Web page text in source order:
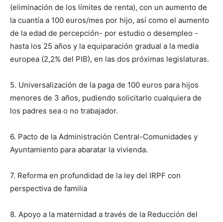
(eliminación de los límites de renta), con un aumento de
la cuantía a 100 euros/mes por hijo, así como el aumento
de la edad de percepción- por estudio o desempleo -
hasta los 25 años y la equiparación gradual a la media
europea (2,2% del PIB), en las dos próximas legislaturas.
5. Universalización de la paga de 100 euros para hijos
menores de 3 años, pudiendo solicitarlo cualquiera de
los padres sea o no trabajador.
6. Pacto de la Administración Central-Comunidades y
Ayuntamiento para abaratar la vivienda.
7. Reforma en profundidad de la ley del IRPF con
perspectiva de familia
8. Apoyo a la maternidad a través de la Reducción del